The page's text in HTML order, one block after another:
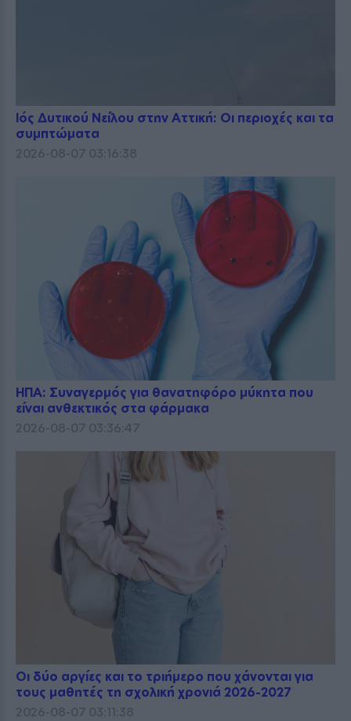
Ιός Δυτικού Νείλου στην Αττική: Οι περιοχές και τα
συμπτώματα
2026-08-07 03:16:38
ΗΠΑ: Συναγερμός για θανατηφόρο μύκητα που
είναι ανθεκτικός στα φάρμακα
2026-08-07 03:36:47
Οι δύο αργίες και το τριήμερο που χάνονται για
τους μαθητές τη σχολική χρονιά 2026-2027
2026-08-07 03:11:38